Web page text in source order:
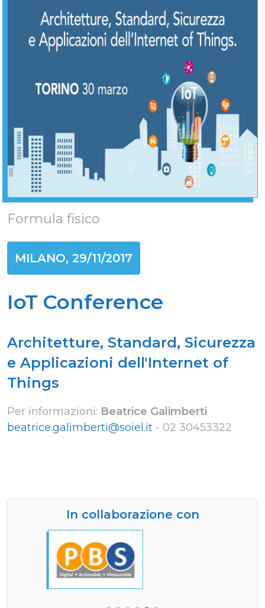
Formula fisico
MILANO, 29/11/2017
IoT Conference
Architetture, Standard, Sicurezza
e Applicazioni dell'Internet of
Things
Per informazioni: Beatrice Galimberti
beatrice.galimberti@soiel.it - 02 30453322
In collaborazione con